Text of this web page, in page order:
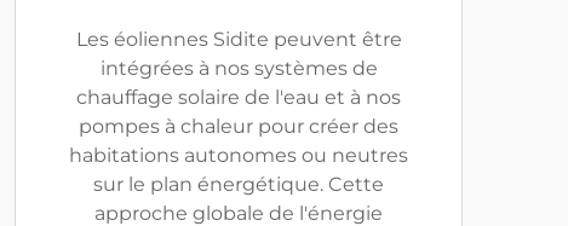
Les éoliennes Sidite peuvent être
intégrées à nos systèmes de
chauffage solaire de l'eau et à nos
pompes à chaleur pour créer des
habitations autonomes ou neutres
sur le plan énergétique. Cette
approche globale de l'énergie